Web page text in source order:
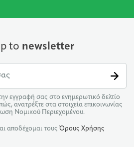
to newsletter
εγγραφή σας στο ενημερωτικό δελτίο
ανατρέξτε στα στοιχεία επικοινωνίας
Νομικού Περιεχομένου.
αποδέχομαι τουςΌρους Χρήσης